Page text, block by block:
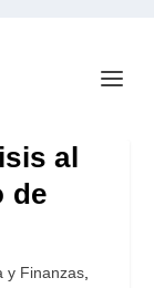
al
de
y Finanzas